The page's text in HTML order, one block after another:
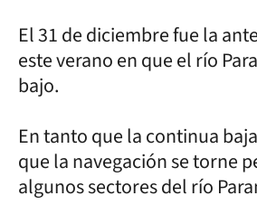
El 31 de diciembre fue la
este verano en que el río
bajo.
En tanto que la continua
que la navegación se torne
algunos sectores del río